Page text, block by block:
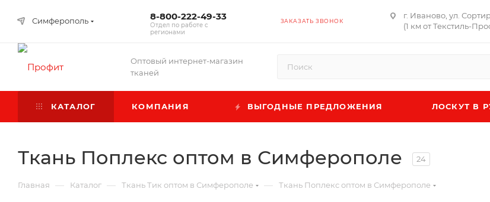
Симферополь 8-800-222-49-33
Отдел по работе с
регионами
ЗАКАЗАТЬ ЗВОНОК
г. Иваново, ул.
(1 км от Текстиль-
Оптовый интернет-магазин
тканей
КАТАЛОГ КОМПАНИЯ ВЫГОДНЫЕ ПРЕДЛОЖЕНИЯ ЛОСКУТ В
Ткань Поплекс оптом в Симферополе 24
Главная — Каталог — Ткань Тик оптом в Симферополе — Ткань Поплекс оптом в Симферополе